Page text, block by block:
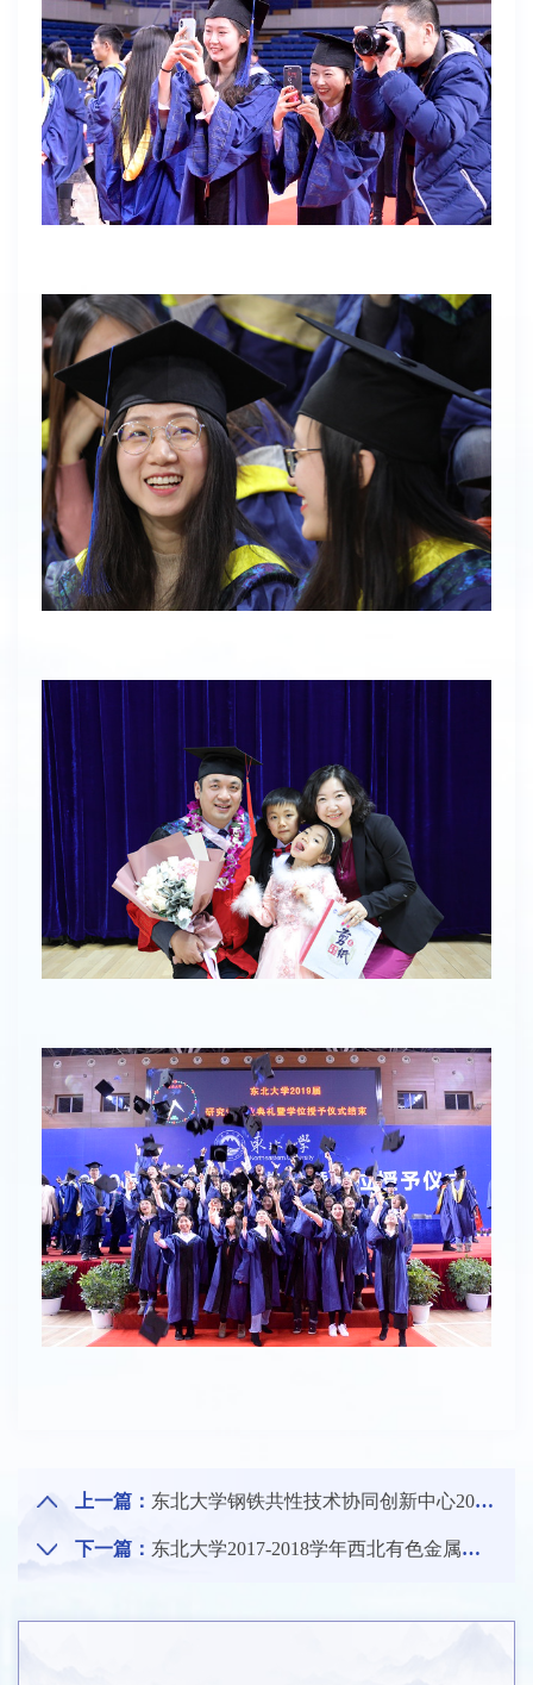
上一篇： 东北大学钢铁共性技术协同创新中心2018年度工作总结暨表彰会举行
下一篇： 东北大学2017-2018学年西北有色金属研究院奖学金评审会举行